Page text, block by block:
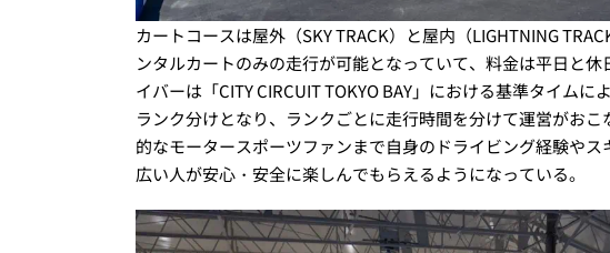
カートコースは屋外（SKY TRACK）と屋内（LIGHTNING
ンタルカートのみの走行が可能となっていて、料金は平日と
イバーは「CITY CIRCUIT TOKYO BAY」における基準タイム
ランク分けとなり、ランクごとに走行時間を分けて運営がお
的なモータースポーツファンまで自身のドライビング経験や
広い人が安心・安全に楽しんでもらえるようになっている。